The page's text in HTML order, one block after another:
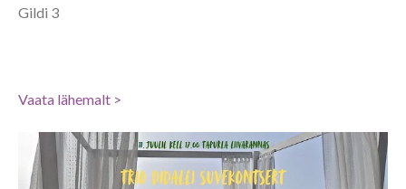
Gildi 3
Vaata lähemalt >